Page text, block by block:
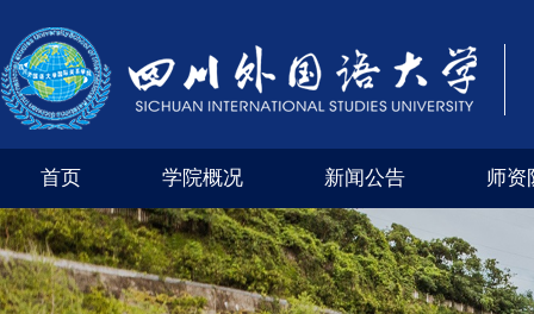
首页 学院概况 新闻公告 师资
学院风采 外交外事市级实验教学示范中心（四